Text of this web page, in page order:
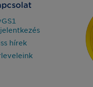
hírek